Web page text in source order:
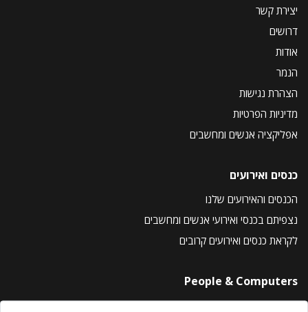
יצירת קשר
דרושים
אודות
הנמר
הצהרת נגישות
מדיניות הפרטיות
אפליקציה אנשים ומחשבים
כנסים ואירועים
הכנסים והאירועים שלנו
נצפיתם בכנסי ואירועי אנשים ומחשבים
לקראת כנסים ואירועים קרובים
People & Computers
About Us